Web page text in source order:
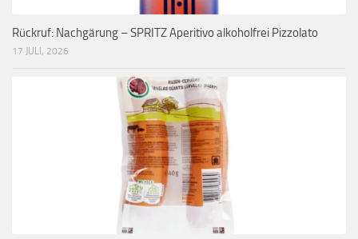
Rückruf: Nachgärung – SPRITZ Aperitivo alkoholfrei Pizzolato
17 JULI, 2026